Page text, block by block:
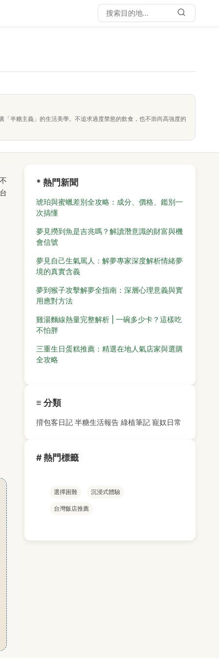
半糖主義」的生活美學。不追求過度禁慾的飲食，也不崇尚高強度的
* 熱門新聞
琥珀與蜜蠟差別全攻略：成分、價格、鑑別一
次搞懂
夢見撈到魚是吉兆嗎？解讀潛意識的財富與機
會信號
夢見自己生氣罵人：解夢專家深度解析情緒夢
境的真實含義
夢到猴子攻擊解夢全指南：深層心理意義與實
用應對方法
雞湯麵線熱量完整解析 | 一碗多少卡？這樣吃
不怕胖
三重生日蛋糕推薦：精選在地人氣店家與選購
全攻略
≡ 分類
揹包客日記 半糖生活報告 綠植筆記 寵奴日常
# 熱門標籤
選擇困難 沉浸式體驗
台灣飯店推薦